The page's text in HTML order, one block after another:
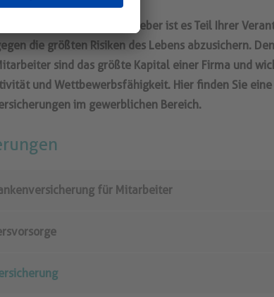
oder Arbeitgeber ist es Teil Ihrer
die größten Risiken des Lebens abzusichern.
sind das größte Kapital einer Firma und
und Wettbewerbsfähigkeit. Hier finden Sie eine
im gewerblichen Bereich.
für Mitarbeiter